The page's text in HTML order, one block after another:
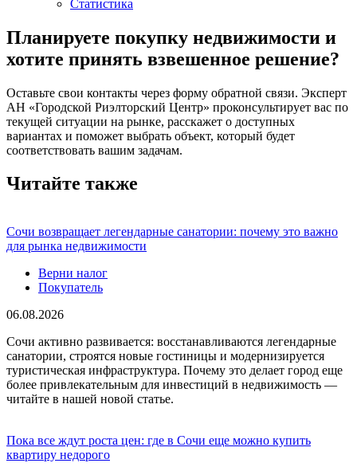
Статистика
Планируете покупку недвижимости и
хотите принять взвешенное решение?
Оставьте свои контакты через форму обратной связи. Эксперт
АН «Городской Риэлторский Центр» проконсультирует вас по
текущей ситуации на рынке, расскажет о доступных
вариантах и поможет выбрать объект, который будет
соответствовать вашим задачам.
Читайте также
Сочи возвращает легендарные санатории: почему это важно
для рынка недвижимости
Верни налог
Покупатель
06.08.2026
Сочи активно развивается: восстанавливаются легендарные
санатории, строятся новые гостиницы и модернизируется
туристическая инфраструктура. Почему это делает город еще
более привлекательным для инвестиций в недвижимость —
читайте в нашей новой статье.
Пока все ждут роста цен: где в Сочи еще можно купить
квартиру недорого